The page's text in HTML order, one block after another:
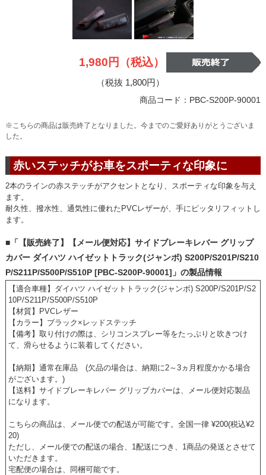
1,980円（税込）
（税抜 1,800円）
商品コード：PBC-S200P-90001
※こちらの商品は販売終了となりました。今までのご愛好ありがとうございま
した。
赤いステッチがお車をスポーティな印象に
2本のラインの赤ステッチがアクセントとなり、スポーティな印象を与え
ます。
耐久性、撥水性、通気性に優れたPVCレザーが、手にピッタリフィットし
ます。
■「【販売終了】【メール便対応】サイドブレーキレバー グリップ
カバー ダイハツ ハイゼットトラック(ジャンボ) S200P/S201P/S210
P/S211P/S500P/S510P [PBC-S200P-90001]」の製品情報
【適合車種】ダイハツ ハイゼットトラック(ジャンボ) S200P/S201P/S2
10P/S211P/S500P/S510P
【材質】PVCレザー
【カラー】ブラック×レッドステッチ
【備考】取り付けの際は、シリコンスプレー等をたっぷりと吹きつけ
て、滑らせるように装着してください。
【納期】通常在庫品 (欠品の場合は、納期に2～3ヵ月程度かかる場合
がございます。)
【送料】サイドブレーキレバー グリップカバーは、メール便対応製品
になります。
こちらの商品は、メール便での配送が可能です。全国一律 ¥200(税込¥2
20)
ただし、メール便での配送の場合、1配送につき、1商品の発送とさせて
いただきます。
宅配便の場合は、同梱可能です。